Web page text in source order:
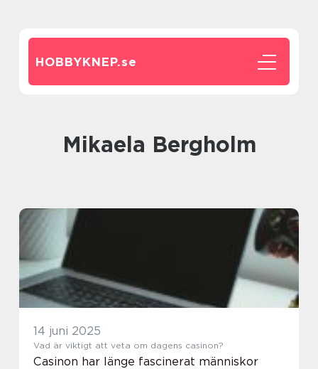
HOBBYKNEP.se
Mikaela Bergholm
14 juni 2025
Vad är viktigt att veta om dagens casinon?
Casinon har länge fascinerat människor